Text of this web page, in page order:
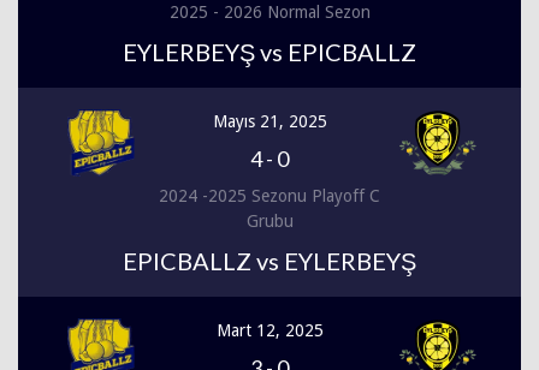
2025 - 2026 Normal Sezon
EYLERBEYŞ vs EPICBALLZ
Mayıs 21, 2025
4- 0
2024 -2025 Sezonu Playoff C
Grubu
EPICBALLZ vs EYLERBEYŞ
Mart 12, 2025